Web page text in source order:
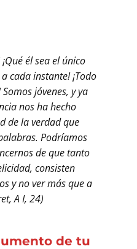
él sea el único
cada instante! ¡Todo
jóvenes, y ya
nos ha hecho
de la verdad que
Podríamos
de que tanto
consisten
y no ver más que a
A I, 24)
de tu